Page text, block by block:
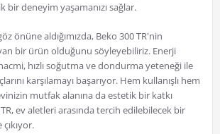
bir deneyim yaşamanızı sağlar.
önüne aldığımızda, Beko 300 TR'nin
bir ürün olduğunu söyleyebiliriz. Enerji
hızlı soğutma ve dondurma yeteneği ile
karşılamayı başarıyor. Hem kullanışlı hem
mutfak alanına da estetik bir katkı
ev aletleri arasında tercih edilebilecek bir